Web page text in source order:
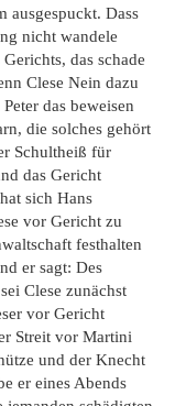
ausgespuckt. Dass
nicht wandele
das schade
Clese Nein dazu
das beweisen
die solches gehört
Schultheiß für
das Gericht
sich Hans
vor Gericht zu
festhalten
er sagt: Des
Clese zunächst
vor Gericht
Streit vor Martini
und der Knecht
er eines Abends